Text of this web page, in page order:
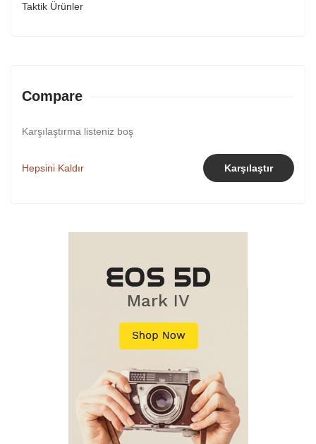
Taktik Ürünler
Compare
Karşılaştırma listeniz boş
Hepsini Kaldır Karşılaştır